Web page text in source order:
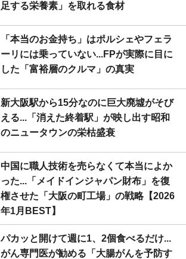
足する栄養素」を取れる食材
「本当のお金持ち」はポルシェやフェラ
ーリには乗っていない...FPが実際に目に
した「富裕層のクルマ」の真実
新大阪駅から15分なのに巨大廃墟がそび
える...「消えた終着駅」が映し出す昭和
のニュータウンの栄枯盛衰
中国に職人技術を売らなくて本当によか
った...「メイドインジャパン財布」を復
権させた「大阪の町工場」の戦略【2026
年1月BEST】
パカッと開けて週に1、2個食べるだけ...
がん専門医が勧める「大腸がんを予防す